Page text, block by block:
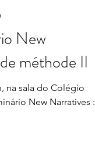
New
méthode II
na sala do Colégio
New Narratives :